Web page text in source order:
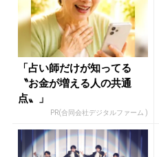
「占い師だけが知ってる
〝お金が増える人の共通
点〟」
PR(合同会社デジタルファーム )